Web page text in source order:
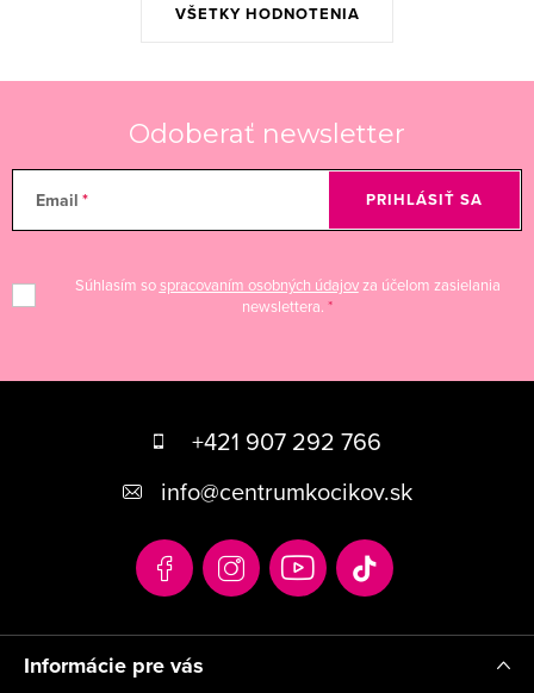
VŠETKY HODNOTENIA
Odoberať newsletter
Email
Súhlasím sospracovaním osobných údajovza účelom zasielania
newslettera.
PRIHLÁSIŤ SA
e
+421 907 292 766
info@centrumkocikov.sk
Informácie pre vás